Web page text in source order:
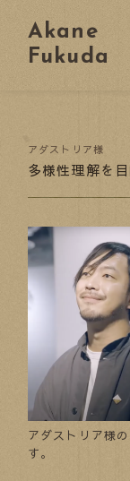
Akane
Fukuda
アダストリア様
多様性理解を
アダストリア様
す。